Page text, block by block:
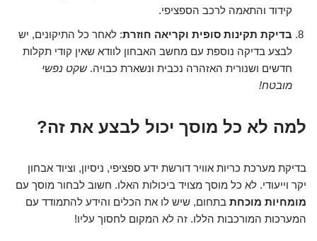
קידוד והתאמה לרכב הספציפי.
בדיקת תקינות סופית וקריאה חוזרת: לאחר כל התיקונים, יש
לבצע בדיקה נוספת עם מחשב האבחון לוודא שאין קודי תקלות
חדשים ושנורית האזהרה נכבית ונשארת כבויה.שקט נפשי
מובטח!
למה לא כל מוסך יכול לבצע את זה?
בדיקת מערכת כריות אוויר דורשת ידע ספציפי, ניסיון, וציוד אבחון
יקר וייעודי. לא כל מוסך מצויד ביכולות האלו. חשוב לבחור מוסך עם
מומחיות מוכחת בתחום, שיש לו את הכלים והידע להתמודד עם
המערכות המורכבות הללו. זה לא המקום לחסוך עליו!